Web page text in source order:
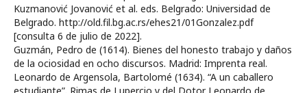
Kuzmanović Jovanović et al. eds. Belgrado: Universidad de
Belgrado. http://old.fil.bg.ac.rs/ehes21/01Gonzalez.pdf
[consulta 6 de julio de 2022].
Guzmán, Pedro de (1614). Bienes del honesto trabajo y daños
de la ociosidad en ocho discursos. Madrid: Imprenta real.
Leonardo de Argensola, Bartolomé (1634). “A un caballero